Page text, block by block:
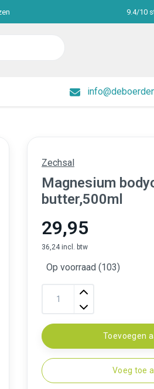
9.4/10
Zechsal
Magnesium
butter,500ml
29,95
36,24 incl. btw
Op voorraad (103)
Toevoegen
Voeg toe